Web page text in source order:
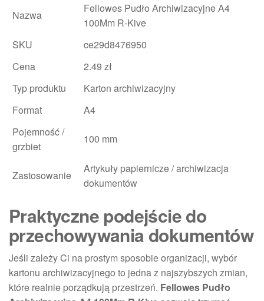
Nazwa
Fellowes Pudło Archiwizacyjne A4
100Mm R-Kive
SKU
ce29d8476950
Cena
2.49 zł
Typ produktu
Karton archiwizacyjny
Format
A4
Pojemność /
grzbiet
100 mm
Zastosowanie
Artykuły papiernicze / archiwizacja
dokumentów
Praktyczne podejście do
przechowywania dokumentów
Jeśli zależy Ci na prostym sposobie organizacji, wybór
kartonu archiwizacyjnego to jedna z najszybszych zmian,
które realnie porządkują przestrzeń. Fellowes Pudło